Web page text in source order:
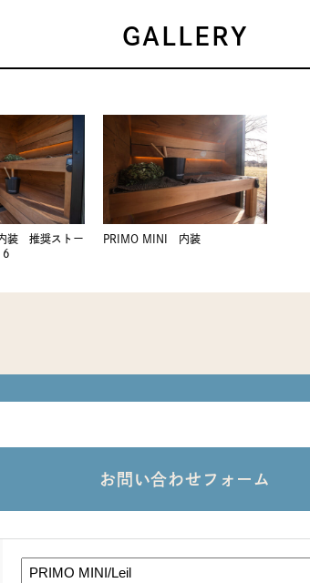
GALLERY
装 推奨ストー
6
PRIMO MINI 内装
お問い合わせフォーム